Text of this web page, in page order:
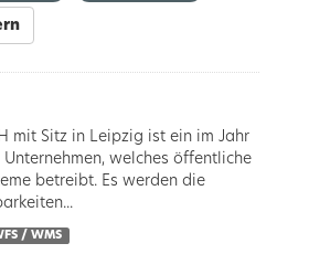
mit Sitz in Leipzig ist ein im Jahr
welches öffentliche
betreibt. Es werden die
/ WMS